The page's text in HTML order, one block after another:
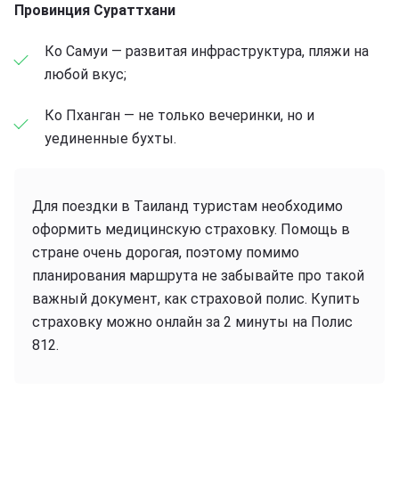
Провинция Сураттхани
Ко Самуи — развитая инфраструктура, пляжи на
любой вкус;
Ко Пханган — не только вечеринки, но и
уединенные бухты.
Для поездки в Таиланд туристам необходимо
оформить медицинскую страховку. Помощь в
стране очень дорогая, поэтому помимо
планирования маршрута не забывайте про такой
важный документ, как страховой полис. Купить
страховку можно онлайн за 2 минуты на Полис
812.